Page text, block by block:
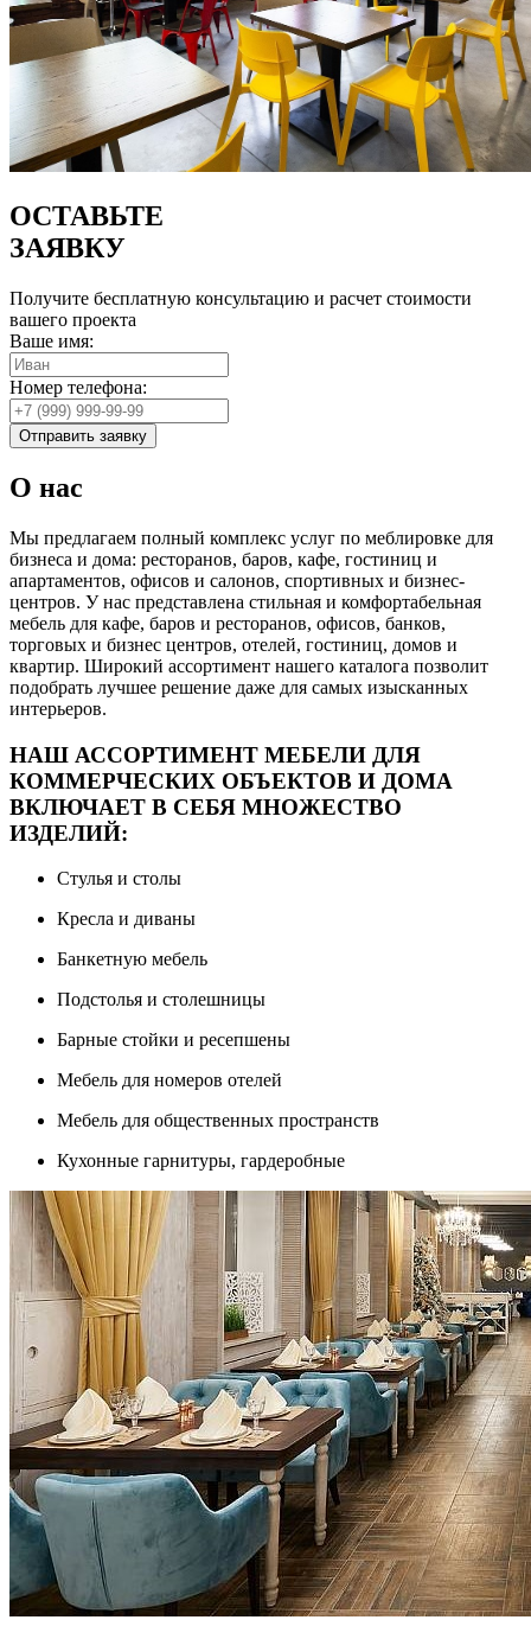
ОСТАВЬТЕ
ЗАЯВКУ
Получите бесплатную консультацию и расчет стоимости
вашего проекта
Ваше имя:
Номер телефона:
Отправить заявку
О нас
Мы предлагаем полный комплекс услуг по меблировке для
бизнеса и дома: ресторанов, баров, кафе, гостиниц и
апартаментов, офисов и салонов, спортивных и бизнес-
центров. У нас представлена стильная и комфортабельная
мебель для кафе, баров и ресторанов, офисов, банков,
торговых и бизнес центров, отелей, гостиниц, домов и
квартир. Широкий ассортимент нашего каталога позволит
подобрать лучшее решение даже для самых изысканных
интерьеров.
НАШ АССОРТИМЕНТ МЕБЕЛИ ДЛЯ
КОММЕРЧЕСКИХ ОБЪЕКТОВ И ДОМА
ВКЛЮЧАЕТ В СЕБЯ МНОЖЕСТВО
ИЗДЕЛИЙ:
Стулья и столы
Кресла и диваны
Банкетную мебель
Подстолья и столешницы
Барные стойки и ресепшены
Мебель для номеров отелей
Мебель для общественных пространств
Кухонные гарнитуры, гардеробные